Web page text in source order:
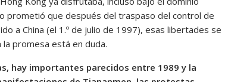
prometió que después del traspaso del control de
a China (el 1.º de julio de 1997), esas libertades se
promesa está en duda.
hay importantes parecidos entre 1989 y la